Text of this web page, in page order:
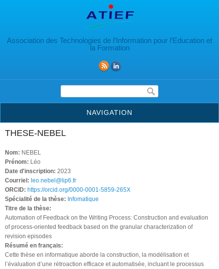
Association des Technologies de l’Information pour l’Education et
la Formation
Formulaire de recherche
NAVIGATION
THESE-NEBEL
Nom: NEBEL
Prénom: Léo
Date d'inscription: 2023
Courriel: leo.nebel@lip6.fr
ORCID: https://orcid.org/0000-0001-5859-265X
Spécialité de la thèse: Infomatique
Titre de la thèse:
Automation of Feedback on the Writing Process: Construction and evaluation
of process-oriented feedback based on the granular characterization of
revision episodes
Résumé en français:
Cette thèse en informatique aborde la construction, la modélisation et
l’évaluation d’une rétroaction efficace et automatisée, incluant le processus